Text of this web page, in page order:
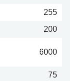
255
200
6000
75